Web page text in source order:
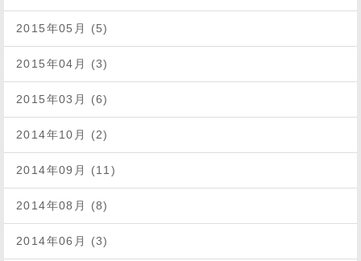
2015年05月 (5)
2015年04月 (3)
2015年03月 (6)
2014年10月 (2)
2014年09月 (11)
2014年08月 (8)
2014年06月 (3)